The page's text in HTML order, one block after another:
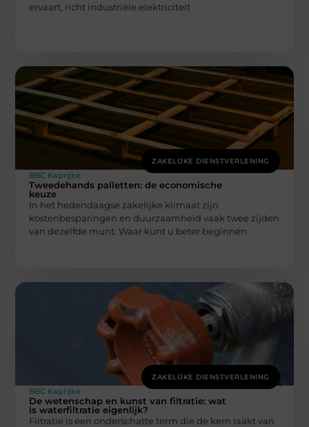
ervaart, richt industriële elektriciteit
ZAKELIJKE DIENSTVERLENING
BBC Kaprijke
Tweedehands palletten: de economische
keuze
In het hedendaagse zakelijke klimaat zijn
kostenbesparingen en duurzaamheid vaak twee zijden
van dezelfde munt. Waar kunt u beter beginnen
ZAKELIJKE DIENSTVERLENING
BBC Kaprijke
De wetenschap en kunst van filtratie: wat
is waterfiltratie eigenlijk?
Filtratie is een onderschatte term die de kern raakt van